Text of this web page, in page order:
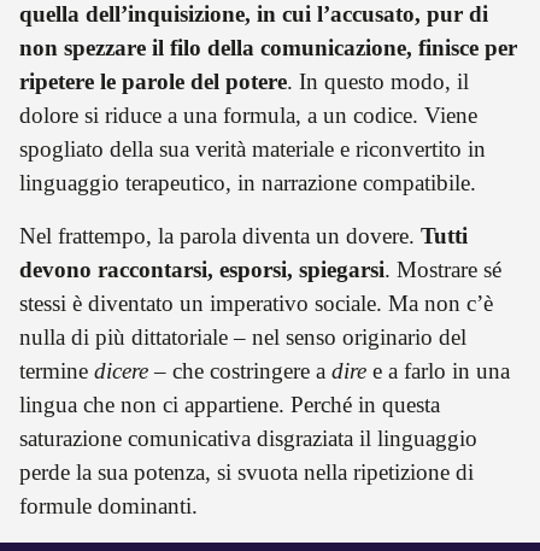
quella dell’inquisizione, in cui l’accusato, pur di
non spezzare il filo della comunicazione, finisce per
ripetere le parole del potere. In questo modo, il
dolore si riduce a una formula, a un codice. Viene
spogliato della sua verità materiale e riconvertito in
linguaggio terapeutico, in narrazione compatibile.
Nel frattempo, la parola diventa un dovere. Tutti
devono raccontarsi, esporsi, spiegarsi. Mostrare sé
stessi è diventato un imperativo sociale. Ma non c’è
nulla di più dittatoriale – nel senso originario del
termine dicere– che costringere a dire e a farlo in una
lingua che non ci appartiene. Perché in questa
saturazione comunicativa disgraziata il linguaggio
perde la sua potenza, si svuota nella ripetizione di
formule dominanti.